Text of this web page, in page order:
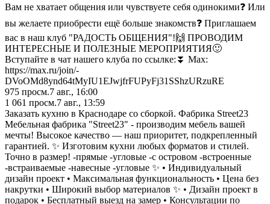
Вам не хватает общения или чувствуете себя одинокими❓ Или
вы желаете приобрести ещё больше знакомств❓ Приглашаем
вас в наш клуб "РАДОСТЬ ОБЩЕНИЯ"!🙌 ПРОВОДИМ
ИНТЕРЕСНЫЕ И ПОЛЕЗНЫЕ МЕРОПРИЯТИЯ🙂
Вступайте в чат нашего клуба по ссылке:⏬ Мах:
https://max.ru/join/-
DVoOMd8ynd64tMyIU1EJwjfrFUPyFj31SShzURzuRE
975 просм.7 авг., 16:00
1 061 просм.7 авг., 13:59
Заказать кухню в Краснодаре со сборкой. Фабрика Street23
Мебельная фабрика "Street23" - производим мебель вашей
мечты! Высокое качество — наш приоритет, подкрепленный
гарантией. ✨ Изготовим кухни любых форматов и стилей.
Точно в размер! -прямые -угловые -с островом -встроенные
-встраиваемые -навесные -угловые ✨ • Индивидуальный
дизайн проект • Максимальная функциональность • Цена без
накрутки • Широкий выбор материалов ✨ • Дизайн проект в
подарок • Бесплатный выезд на замер • Консультации по